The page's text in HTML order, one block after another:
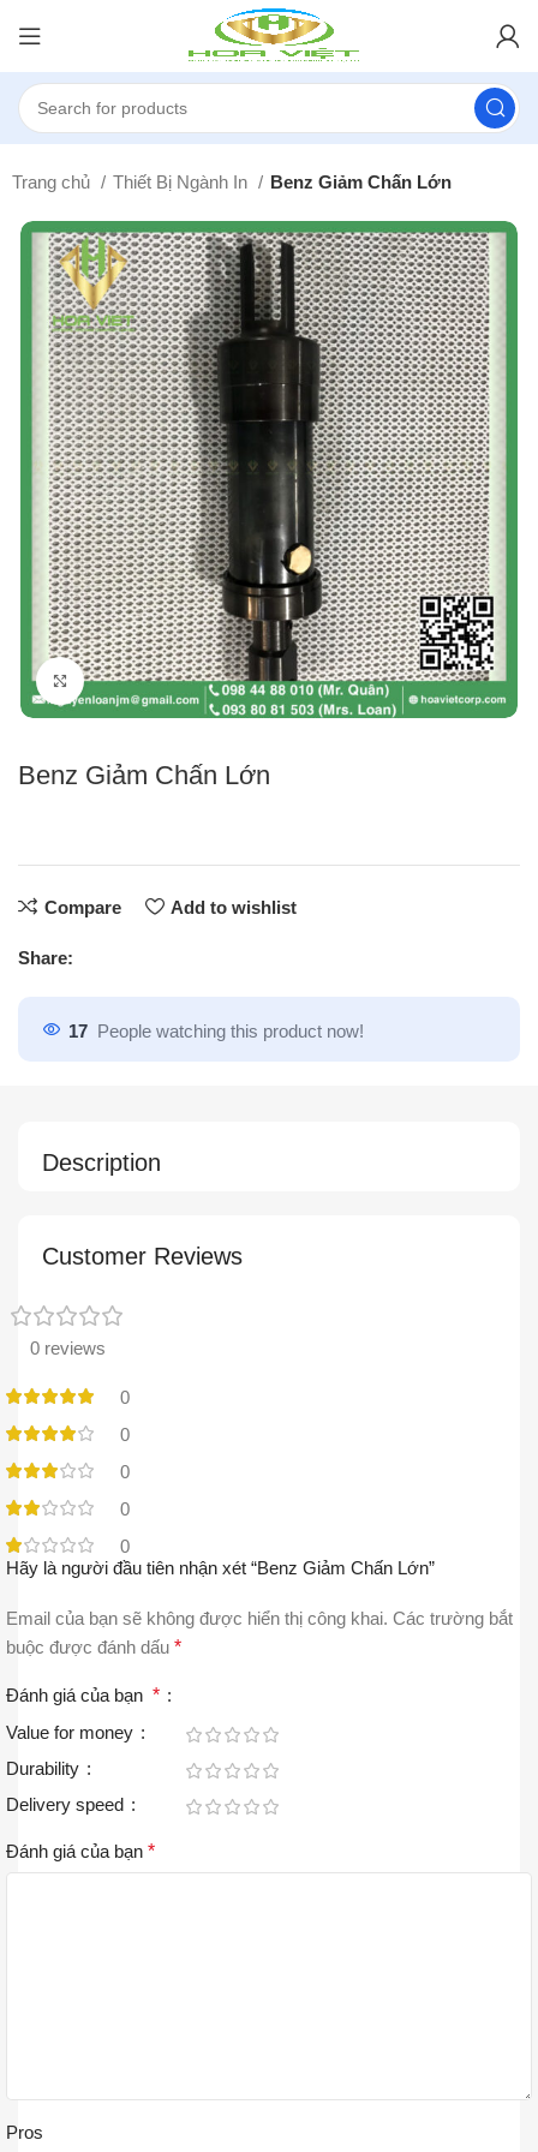
Trang chủ Thiết Bị Ngành In Benz Giảm Chấn Lớn
Click to enlarge
Benz Giảm Chấn Lớn
Compare Add to wishlist
Share:
17 People watching this product now!
Description
Customer Reviews
0 reviews
0
0
0
0
0
Hãy là người đầu tiên nhận xét “Benz Giảm Chấn Lớn”
Email của bạn sẽ không được hiển thị công khai. Các trường bắt
buộc được đánh dấu *
Đánh giá của bạn *
Value for money
Durability
Delivery speed
Đánh giá của bạn *
Pros